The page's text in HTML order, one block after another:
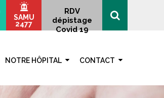
SAMU
2477
RDV
dépistage
Covid 19
NOTRE HÔPITAL CONTACT